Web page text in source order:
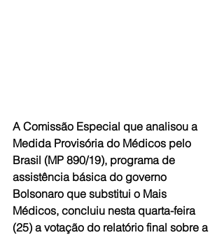
A Comissão Especial que analisou a
Medida Provisória do Médicos pelo
Brasil (MP 890/19), programa de
assistência básica do governo
Bolsonaro que substitui o Mais
Médicos, concluiu nesta quarta-feira
(25) a votação do relatório final sobre a